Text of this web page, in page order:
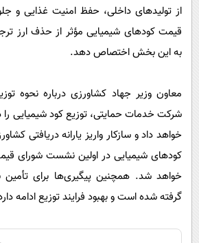
از تولیدهای داخلی، حفظ امنیت غذایی و
قیمت کود‌های شیمیایی مؤثر از حذف ارز
به این بخش اختصاص دهد.
معاون وزیر جهاد کشاورزی درباره نحوه
شرکت خدمات حمایتی، توزیع کود شیمیایی را
خواهد داد و سازکار واریز یارانه دریافتی
کود‌های شیمیایی در اولین نشست شورای
خواهد شد. همچنین پیگیری‌ها برای تأمین
گرفته شده است و بهبود فرایند توزیع ادامه